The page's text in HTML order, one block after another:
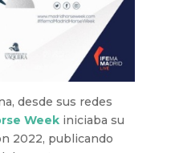
desde sus redes
Weekiniciaba su
2022, publicando